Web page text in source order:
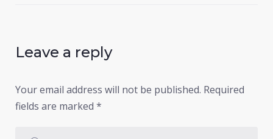
Leave a reply
Your email address will not be published. Required
fields are marked *